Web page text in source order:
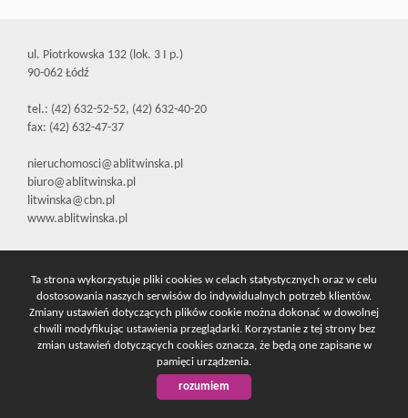
Hale
ul. Piotrkowska 132 (lok. 3 I p.)
90-062 Łódź
tel.: (42) 632-52-52, (42) 632-40-20
fax: (42) 632-47-37
nieruchomosci@ablitwinska.pl
biuro@ablitwinska.pl
litwinska@cbn.pl
www.ablitwinska.pl
Program dla biur nieruchomości Galactica Virgo
Ta strona wykorzystuje pliki cookies w celach statystycznych oraz w celu
dostosowania naszych serwisów do indywidualnych potrzeb klientów.
Zmiany ustawień dotyczących plików cookie można dokonać w dowolnej
chwili modyfikując ustawienia przeglądarki. Korzystanie z tej strony bez
zmian ustawień dotyczących cookies oznacza, że będą one zapisane w
pamięci urządzenia.
rozumiem